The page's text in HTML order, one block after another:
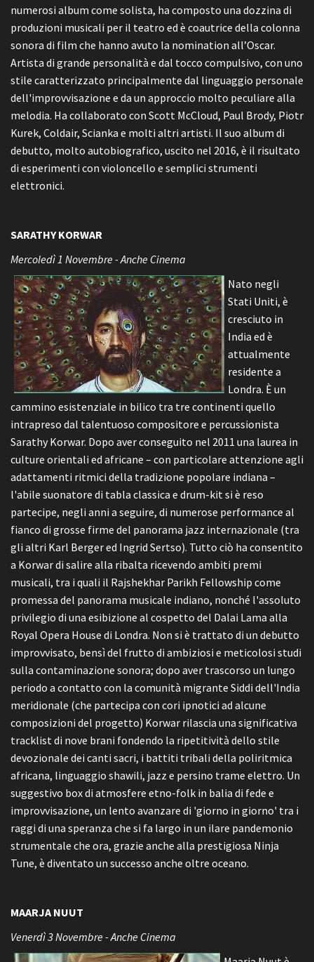
numerosi album come solista, ha composto una dozzina di
produzioni musicali per il teatro ed è coautrice della colonna
sonora di film che hanno avuto la nomination all’Oscar.
Artista di grande personalità e dal tocco compulsivo, con uno
stile caratterizzato principalmente dal linguaggio personale
dell'improvvisazione e da un approccio molto peculiare alla
melodia. Ha collaborato con Scott McCloud, Paul Brody, Piotr
Kurek, Coldair, Scianka e molti altri artisti. Il suo album di
debutto, molto autobiografico, uscito nel 2016, è il risultato
di esperimenti con violoncello e semplici strumenti
elettronici.
SARATHY KORWAR
Mercoledì 1 Novembre - Anche Cinema
Nato negli
Stati Uniti, è
cresciuto in
India ed è
attualmente
residente a
Londra. È un
cammino esistenziale in bilico tra tre continenti quello
intrapreso dal talentuoso compositore e percussionista
Sarathy Korwar. Dopo aver conseguito nel 2011 una laurea in
culture orientali ed africane – con particolare attenzione agli
adattamenti ritmici della tradizione popolare indiana –
l'abile suonatore di tabla classica e drum-kit si è reso
partecipe, negli anni a seguire, di numerose performance al
fianco di grosse firme del panorama jazz internazionale (tra
gli altri Karl Berger ed Ingrid Sertso). Tutto ciò ha consentito
a Korwar di salire alla ribalta ricevendo ambiti premi
musicali, tra i quali il Rajshekhar Parikh Fellowship come
promessa del panorama musicale indiano, nonché l'assoluto
privilegio di una esibizione al cospetto del Dalai Lama alla
Royal Opera House di Londra. Non si è trattato di un debutto
improvvisato, bensì del frutto di ambiziosi e meticolosi studi
sulla contaminazione sonora; dopo aver trascorso un lungo
periodo a contatto con la comunità migrante Siddi dell'India
meridionale (che partecipa con cori ipnotici ad alcune
composizioni del progetto) Korwar rilascia una significativa
tracklist di nove brani fondendo la ripetitività dello stile
devozionale dei canti sacri, i battiti tribali della poliritmica
africana, linguaggio shawili, jazz e persino trame elettro. Un
suggestivo box di atmosfere etno-folk in balia di fede e
improvvisazione, un lento avanzare di 'giorno in giorno' tra i
raggi di una speranza che si fa largo in un ilare pandemonio
strumentale che ora, grazie anche alla prestigiosa Ninja
Tune, è diventato un successo anche oltre oceano.
MAARJA NUUT
Venerdì 3 Novembre - Anche Cinema